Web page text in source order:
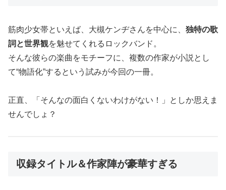
筋肉少女帯といえば、大槻ケンヂさんを中心に、 独特の歌
詞と世界観を魅せてくれるロックバンド。
そんな彼らの楽曲をモチーフに、複数の作家が小説とし
て“物語化”するという試みが今回の一冊。
正直、「そんなの面白くないわけがない！」としか思えま
せんでしょ？
収録タイトル＆作家陣が豪華すぎる